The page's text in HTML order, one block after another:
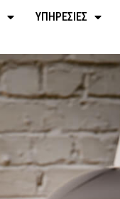
ΥΠΗΡΕΣΊΕΣ